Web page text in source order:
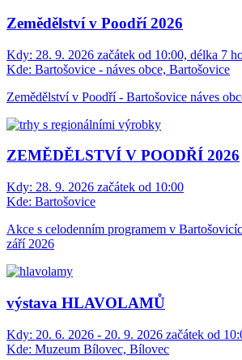
Zemědělství v Poodří 2026
Kdy: 28. 9. 2026 začátek od 10:00, délka 7
Kde: Bartošovice - náves obce, Bartošovice
Zemědělství v Poodří - Bartošovice náves
ZEMĚDĚLSTVÍ V POODŘÍ 2026
Kdy: 28. 9. 2026 začátek od 10:00
Kde: Bartošovice
Akce s celodenním programem v
září 2026
výstava HLAVOLAMŮ
Kdy: 20. 6. 2026 - 20. 9. 2026 začátek od
Kde: Muzeum Bílovec, Bílovec